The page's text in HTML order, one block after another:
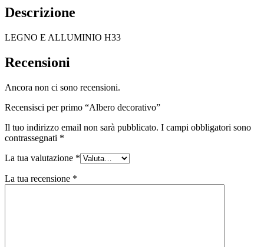
Descrizione
LEGNO E ALLUMINIO H33
Recensioni
Ancora non ci sono recensioni.
Recensisci per primo “Albero decorativo”
Il tuo indirizzo email non sarà pubblicato. I campi obbligatori sono
contrassegnati *
La tua valutazione *
La tua recensione *